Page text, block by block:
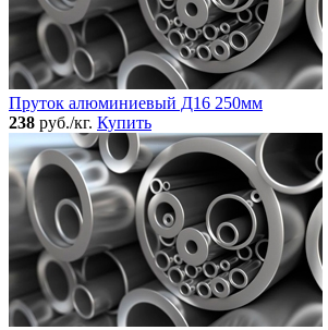
Пруток алюминиевый Д16 250мм
238 руб./кг. Купить